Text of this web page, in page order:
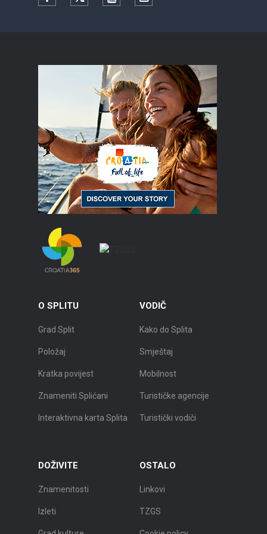
O SPLITU
Grad Split
Položaj
Kratka povijest
Znameniti Splićani
Interaktivna karta Splita
VODIČ
Kako do Splita
Smještaj
Mobilnost
Turističke agencije
Turistički vodiči
DOŽIVITE
Znamenitosti
Izleti
OSTALO
Linkovi
TZGS